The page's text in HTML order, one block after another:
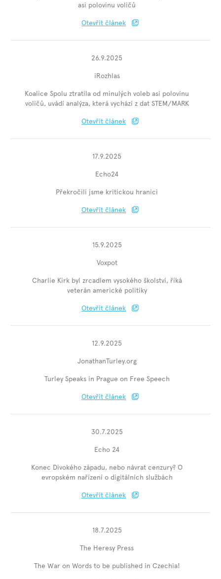
asi polovinu voličů
Otevřít článek
26.9.2025
iRozhlas
Koalice Spolu ztratila od minulých voleb asi polovinu
voličů, uvádí analýza, která vychází z dat STEM/MARK
Otevřít článek
17.9.2025
Echo24
Překročili jsme kritickou hranici
Otevřít článek
15.9.2025
Voxpot
Charlie Kirk byl zrcadlem vysokého školství, říká
veterán americké politiky
Otevřít článek
12.9.2025
JonathanTurley.org
Turley Speaks in Prague on Free Speech
Otevřít článek
30.7.2025
Echo 24
Konec Divokého západu, nebo návrat cenzury? O
evropském nařízení o digitálních službách
Otevřít článek
18.7.2025
The Heresy Press
The War on Words to be published in Czechia!